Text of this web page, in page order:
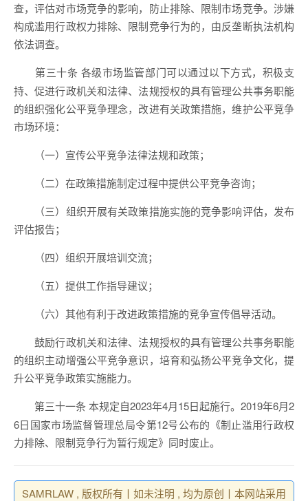
查，评估对市场竞争的影响，防止排除、限制市场竞争。涉嫌
构成滥用行政权力排除、限制竞争行为的，由反垄断执法机构
依法调查。
第三十条 各级市场监管部门可以通过以下方式，积极支
持、促进行政机关和法律、法规授权的具有管理公共事务职能
的组织强化公平竞争理念，改进有关政策措施，维护公平竞争
市场环境：
（一）宣传公平竞争法律法规和政策；
（二）在政策措施制定过程中提供公平竞争咨询；
（三）组织开展有关政策措施实施的竞争影响评估，发布
评估报告；
（四）组织开展培训交流；
（五）提供工作指导建议；
（六）其他有利于改进政策措施的竞争宣传倡导活动。
鼓励行政机关和法律、法规授权的具有管理公共事务职能
的组织主动增强公平竞争意识，培育和弘扬公平竞争文化，提
升公平竞争政策实施能力。
第三十一条 本规定自2023年4月15日起施行。2019年6月2
6日国家市场监督管理总局令第12号公布的《制止滥用行政权
力排除、限制竞争行为暂行规定》同时废止。
SAMRLAW , 版权所有丨如未注明 , 均为原创丨本网站采用